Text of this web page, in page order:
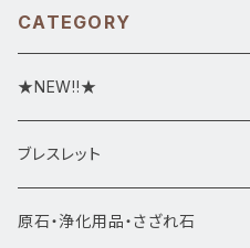
CATEGORY
★NEW!!★
★新入荷1/28~
ブレスレット
ブレスレット1点物
原石・浄化用品・さざれ石